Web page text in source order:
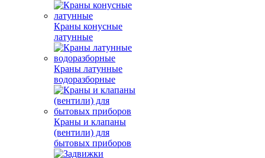
Краны конусные
латунные
Краны латунные
водоразборные
Краны и клапаны
(вентили) для
бытовых приборов